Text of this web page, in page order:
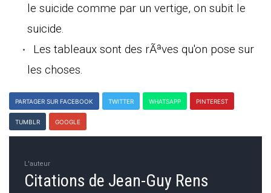
le suicide comme par un vertige, on subit le
suicide.
Les tableaux sont des rÃªves qu'on pose sur
les choses.
PARTAGER SUR FACEBOOK TWITTER WHATSAPP PINTEREST
TUMBLR GOOGLE
L'auteur
Citations de Jean-Guy Rens